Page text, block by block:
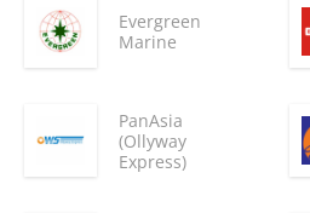
Evergreen
Marine
PanAsia
(Ollyway
Express)